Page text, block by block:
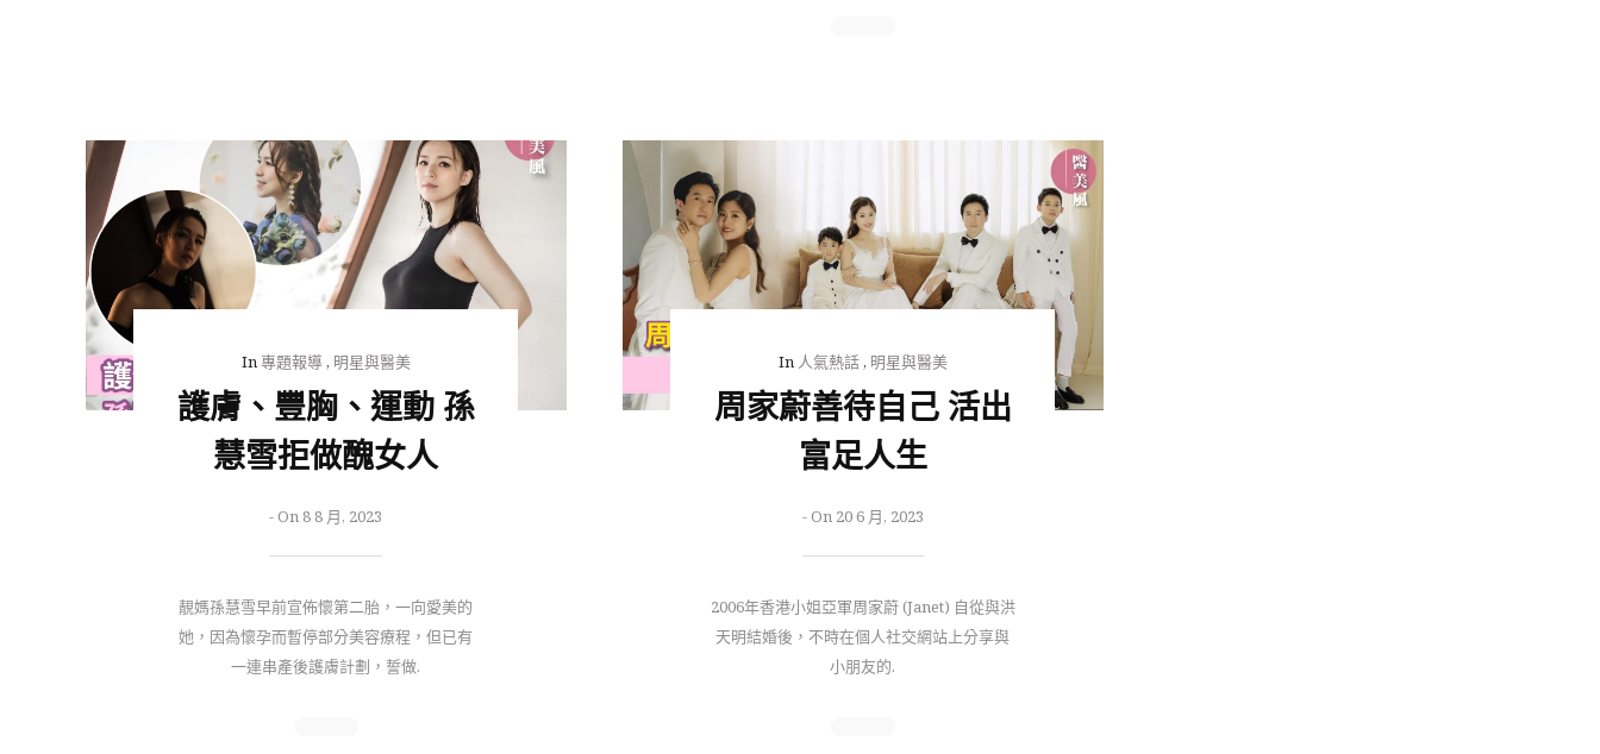
In專題報導, 明星與醫美
護膚、豐胸、運動 孫
慧雪拒做醜女人
- On 8 8 月, 2023
靚媽孫慧雪早前宣佈懷第二胎，一向愛美的
她，因為懷孕而暫停部分美容療程，但已有
一連串產後護膚計劃，誓做.
In 人氣熱話, 明星與醫美
周家蔚善待自己 活出
富足人生
-On 20 6 月, 2023
2006年香港小姐亞軍周家蔚 (Janet) 自從與洪
天明結婚後，不時在個人社交網站上分享與
小朋友的.